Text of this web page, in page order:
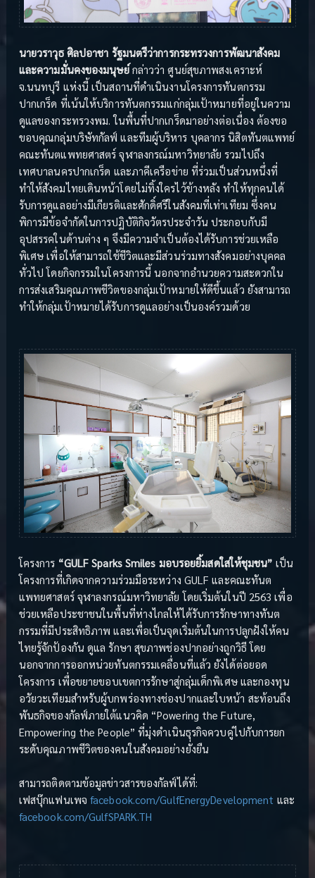
นายวราวุธ ศิลปอาชา รัฐมนตรีว่าการกระทรวงการพัฒนาสังคม
และความมั่นคงของมนุษย์ กล่าวว่า ศูนย์สุขภาพสงเคราะห์
จ.นนทบุรี แห่งนี้ เป็นสถานที่ดำเนินงานโครงการทันตกรรม
ปากเกร็ด ที่เน้นให้บริการทันตกรรมแก่กลุ่มเป้าหมายที่อยู่ในความ
ดูแลของกระทรวงพม. ในพื้นที่ปากเกร็ดมาอย่างต่อเนื่อง ต้องขอ
ขอบคุณกลุ่มบริษัทกัลฟ์ และทีมผู้บริหาร บุคลากร นิสิตทันตแพทย์
คณะทันตแพทยศาสตร์ จุฬาลงกรณ์มหาวิทยาลัย รวมไปถึง
เทศบาลนครปากเกร็ด และภาคีเครือข่าย ที่ร่วมเป็นส่วนหนึ่งที่
ทำให้สังคมไทยเดินหน้าโดยไม่ทิ้งใครไว้ข้างหลัง ทำให้ทุกคนได้
รับการดูแลอย่างมีเกียรติและศักดิ์ศรีในสังคมที่เท่าเทียม ซึ่งคน
พิการมีข้อจำกัดในการปฏิบัติกิจวัตรประจำวัน ประกอบกับมี
อุปสรรคในด้านต่าง ๆ จึงมีความจำเป็นต้องได้รับการช่วยเหลือ
พิเศษ เพื่อให้สามารถใช้ชีวิตและมีส่วนร่วมทางสังคมอย่างบุคคล
ทั่วไป โดยกิจกรรมในโครงการนี้ นอกจากอำนวยความสะดวกใน
การส่งเสริมคุณภาพชีวิตของกลุ่มเป้าหมายให้ดีขึ้นแล้ว ยังสามารถ
ทำให้กลุ่มเป้าหมายได้รับการดูแลอย่างเป็นองค์รวมด้วย
โครงการ “GULF Sparks Smiles มอบรอยยิ้มสดใสให้ชุมชน” เป็น
โครงการที่เกิดจากความร่วมมือระหว่าง GULF และคณะทันต
แพทยศาสตร์ จุฬาลงกรณ์มหาวิทยาลัย โดยเริ่มต้นในปี 2563 เพื่อ
ช่วยเหลือประชาชนในพื้นที่ห่างไกลให้ได้รับการรักษาทางทันต
กรรมที่มีประสิทธิภาพ และเพื่อเป็นจุดเริ่มต้นในการปลูกฝังให้คน
ไทยรู้จักป้องกัน ดูแล รักษา สุขภาพช่องปากอย่างถูกวิธี โดย
นอกจากการออกหน่วยทันตกรรมเคลื่อนที่แล้ว ยังได้ต่อยอด
โครงการ เพื่อขยายขอบเขตการรักษาสู่กลุ่มเด็กพิเศษ และกองทุน
อวัยวะเทียมสำหรับผู้บกพร่องทางช่องปากและใบหน้า สะท้อนถึง
พันธกิจของกัลฟ์ภายใต้แนวคิด “Powering the Future,
Empowering the People” ที่มุ่งดำเนินธุรกิจควบคู่ไปกับการยก
ระดับคุณภาพชีวิตของคนในสังคมอย่างยั่งยืน
สามารถติดตามข้อมูลข่าวสารของกัลฟ์ได้ที่:
เฟสบุ๊กแฟนเพจfacebook.com/GulfEnergyDevelopment และ
facebook.com/GulfSPARK.TH